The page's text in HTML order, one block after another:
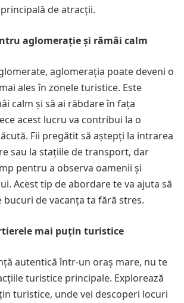
de atracții.
aglomerație și rămâi calm
aglomerația poate deveni o
ales în zonele turistice. Este
calm și să ai răbdare în fața
acest lucru va contribui la o
Fii pregătit să aștepți la intrarea
sau la stațiile de transport, dar
pentru a observa oamenii și
Acest tip de abordare te va ajuta să
bucuri de vacanța ta fără stres.
mai puțin turistice
autentică într-un oraș mare, nu te
turistice principale. Explorează
turistice, unde vei descoperi locuri